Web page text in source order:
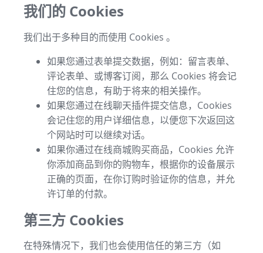
我们的 Cookies
我们出于多种目的而使用 Cookies 。
如果您通过表单提交数据，例如：留言表单、
评论表单、或博客订阅，那么 Cookies 将会记
住您的信息，有助于将来的相关操作。
如果您通过在线聊天插件提交信息，Cookies
会记住您的用户详细信息，以便您下次返回这
个网站时可以继续对话。
如果你通过在线商城购买商品，Cookies 允许
你添加商品到你的购物车，根据你的设备展示
正确的页面，在你订购时验证你的信息，并允
许订单的付款。
第三方 Cookies
在特殊情况下，我们也会使用信任的第三方（如